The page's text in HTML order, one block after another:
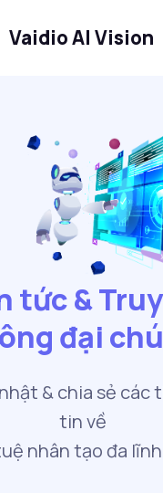
Vaidio AI Vision
tức &
đại
& chia sẻ các
tin về
nhân tạo đa